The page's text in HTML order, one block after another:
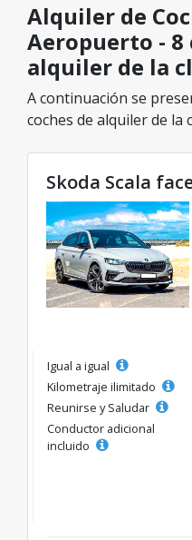
Alquiler de
Aeropuerto - 8
alquiler de la
A continuación se
coches de alquiler de la
modelo ideal de la
tarifas excelentes
Skoda Scala
Igual a igual
Kilometraje ilimitado
Reunirse y Saludar
Conductor adicional
incluido